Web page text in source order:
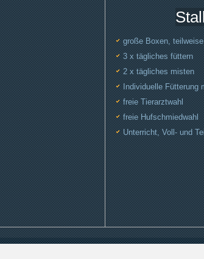
große Boxen,
3 x tägliches füttern
2 x tägliches misten
Individuelle Fütterung
freie Tierarztwahl
freie Hufschmiedwahl
Unterricht, Voll- und